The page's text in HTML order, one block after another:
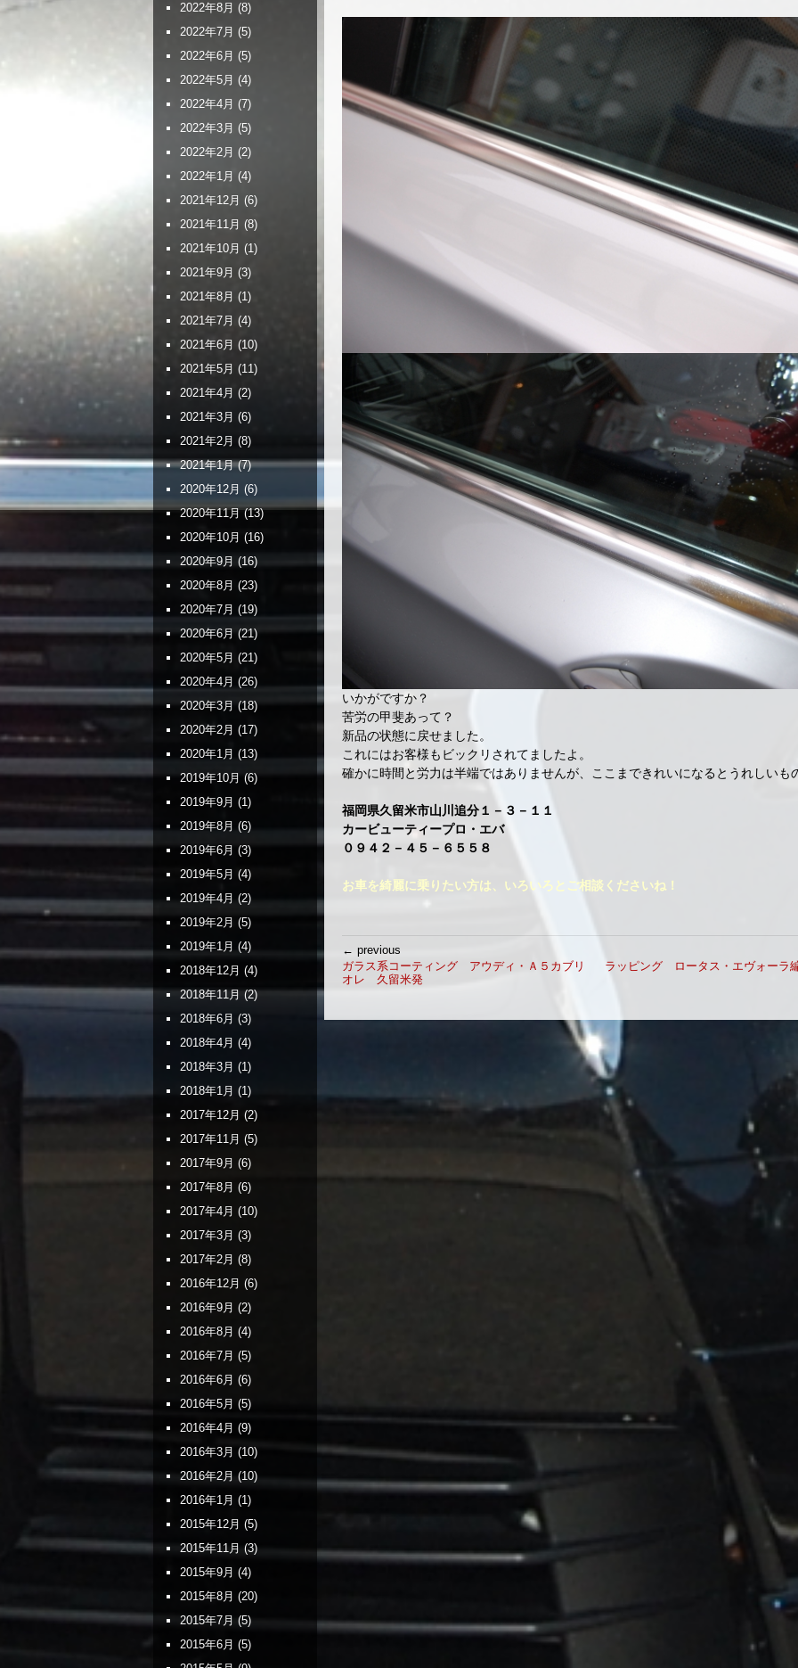
いかがですか？
苦労の甲斐あって？
新品の状態に戻せました。
これにはお客様もビックリされてましたよ。
確かに時間と労力は半端ではありませんが、ここまできれいになるとうれしいも
福岡県久留米市山川追分１－３－１１
カービューティープロ・エバ
０９４２－４５－６５５８
お車を綺麗に乗りたい方は、いろいろとご相談くださいね！
稿
ナ
ゲ
← previous
ガラス系コーティング アウディ・Ａ５カブリ
オレ 久留米発
ラッピング ロータス・エヴォーラ
2022年8月 (8)
2022年7月 (5)
2022年6月 (5)
2022年5月 (4)
2022年4月 (7)
2022年3月 (5)
2022年2月 (2)
2022年1月 (4)
2021年12月 (6)
2021年11月 (8)
2021年10月 (1)
2021年9月 (3)
2021年8月 (1)
2021年7月 (4)
2021年6月 (10)
2021年5月 (11)
2021年4月 (2)
2021年3月 (6)
2021年2月 (8)
2021年1月(7)
2020年12月 (6)
2020年11月(13)
2020年10月 (16)
2020年9月 (16)
2020年8月 (23)
2020年7月 (19)
2020年6月(21)
2020年5月 (21)
2020年4月 (26)
2020年3月 (18)
2020年2月 (17)
2020年1月 (13)
2019年10月 (6)
2019年9月 (1)
2019年8月 (6)
2019年6月 (3)
2019年5月 (4)
2019年4月 (2)
2019年2月 (5)
2019年1月 (4)
2018年12月 (4)
2018年11月 (2)
2018年6月 (3)
2018年4月 (4)
2018年3月 (1)
2018年1月 (1)
2017年12月 (2)
2017年11月 (5)
2017年9月 (6)
2017年8月 (6)
2017年4月 (10)
2017年3月 (3)
2017年2月 (8)
2016年12月 (6)
2016年9月 (2)
2016年8月 (4)
2016年7月 (5)
2016年6月 (6)
2016年5月 (5)
2016年4月 (9)
2016年3月 (10)
2016年2月 (10)
2016年1月 (1)
2015年12月 (5)
2015年11月 (3)
2015年9月 (4)
2015年8月 (20)
2015年7月 (5)
2015年6月 (5)